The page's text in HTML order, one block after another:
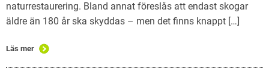
naturrestaurering. Bland annat föreslås att endast skogar
äldre än 180 år ska skyddas – men det finns knappt […]
Läs mer